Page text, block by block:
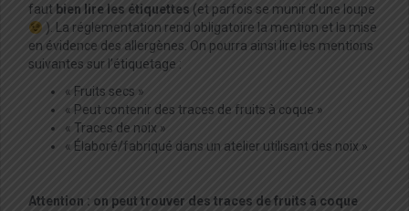
faut bien lire les étiquettes (et parfois se munir d’une loupe
). La réglementation rend obligatoire la mention et la mise
en évidence des allergènes. On pourra ainsi lire les mentions
suivantes sur l’étiquetage :
« Fruits secs »
« Peut contenir des traces de fruits à coque »
« Traces de noix »
« Élaboré/fabriqué dans un atelier utilisant des noix »
Attention : on peut trouver des traces de fruits à coque